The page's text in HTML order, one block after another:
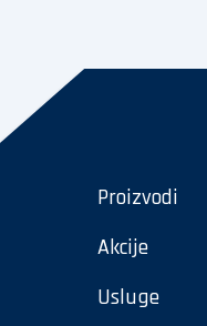
Proizvodi
Akcije
Usluge